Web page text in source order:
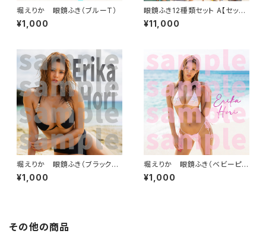
堀えりか 眼鏡ふき（ブルーT）
¥1,000
眼鏡ふき12種類セット A【セット
割引】
¥11,000
堀えりか 眼鏡ふき（ブラックビ
ーチ）
¥1,000
堀えりか 眼鏡ふき（ベビーピン
ク）
¥1,000
その他の商品